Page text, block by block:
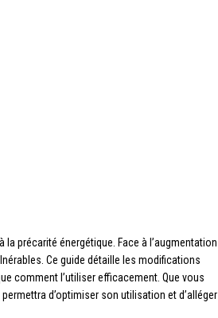
précarité énergétique. Face à l’augmentation
Ce guide détaille les modifications
comment l’utiliser efficacement. Que vous
d’optimiser son utilisation et d’alléger